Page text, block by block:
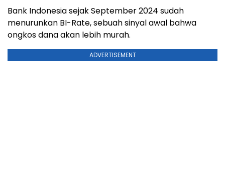
Bank Indonesia sejak September 2024 sudah
menurunkan BI-Rate, sebuah sinyal awal bahwa
ongkos dana akan lebih murah.
ADVERTISEMENT